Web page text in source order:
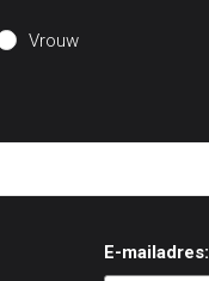
Vrouw
E-mailadres: